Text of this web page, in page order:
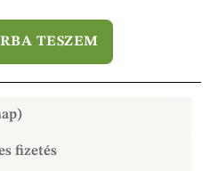
TESZEM
fizetés